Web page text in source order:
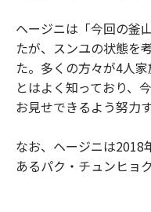
ヘージニは「今回の釜
たが、スンユの状態を
た。多くの方々が4人
とはよく知っており、
お見せできるよう努力
なお、ヘージニは2018
あるパク・チュンヒョ